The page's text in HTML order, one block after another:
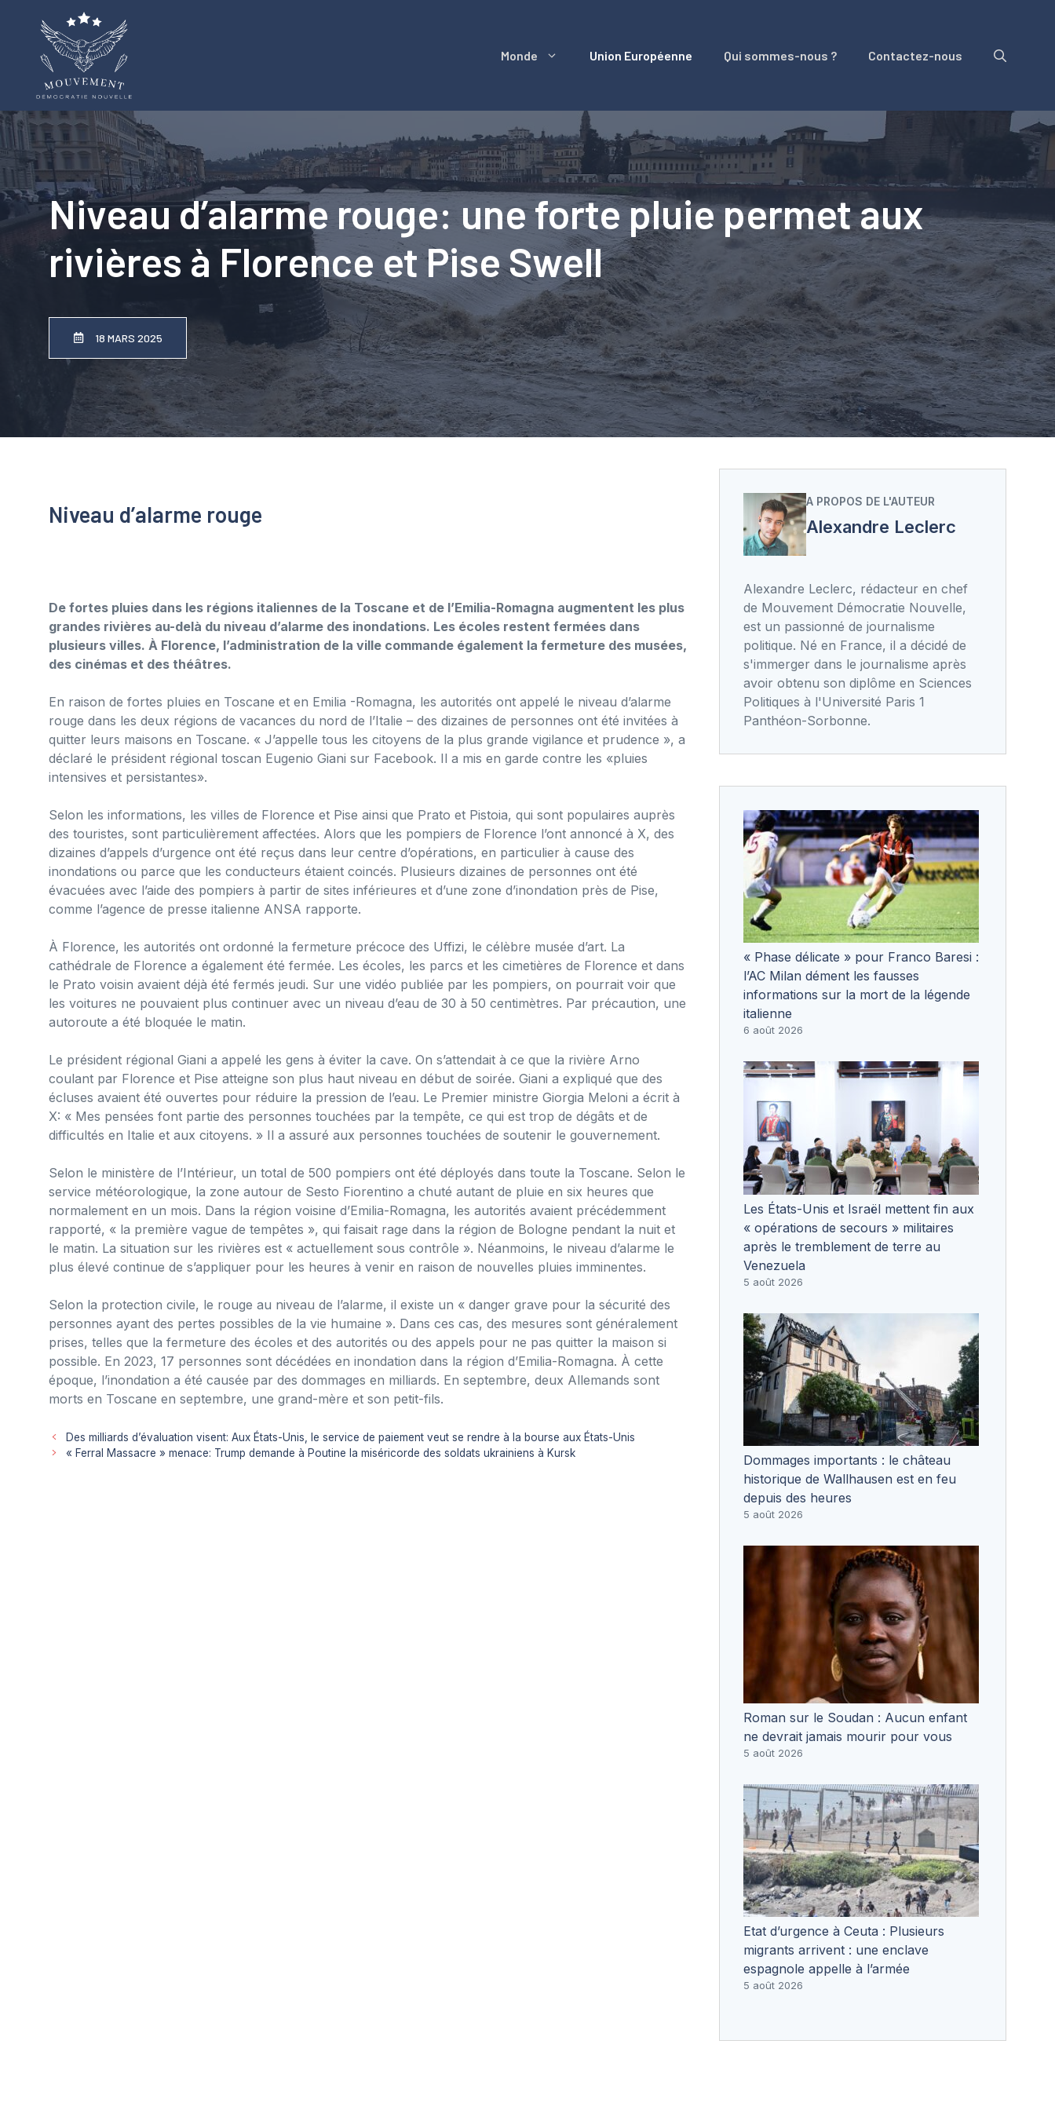
Monde Union Européenne Qui sommes-nous ? Contactez-nous
Niveau d’alarme rouge: une forte pluie permet aux
rivières à Florence et Pise Swell
18 MARS 2025
Niveau d’alarme rouge
De fortes pluies dans les régions italiennes de la Toscane et de l’Emilia-Romagna augmentent les plus
grandes rivières au-delà du niveau d’alarme des inondations. Les écoles restent fermées dans
plusieurs villes. À Florence, l’administration de la ville commande également la fermeture des musées,
des cinémas et des théâtres.
En raison de fortes pluies en Toscane et en Emilia -Romagna, les autorités ont appelé le niveau d’alarme
rouge dans les deux régions de vacances du nord de l’Italie – des dizaines de personnes ont été invitées à
quitter leurs maisons en Toscane. « J’appelle tous les citoyens de la plus grande vigilance et prudence », a
déclaré le président régional toscan Eugenio Giani sur Facebook. Il a mis en garde contre les «pluies
intensives et persistantes».
Selon les informations, les villes de Florence et Pise ainsi que Prato et Pistoia, qui sont populaires auprès
des touristes, sont particulièrement affectées. Alors que les pompiers de Florence l’ont annoncé à X, des
dizaines d’appels d’urgence ont été reçus dans leur centre d’opérations, en particulier à cause des
inondations ou parce que les conducteurs étaient coincés. Plusieurs dizaines de personnes ont été
évacuées avec l’aide des pompiers à partir de sites inférieures et d’une zone d’inondation près de Pise,
comme l’agence de presse italienne ANSA rapporte.
À Florence, les autorités ont ordonné la fermeture précoce des Uffizi, le célèbre musée d’art. La
cathédrale de Florence a également été fermée. Les écoles, les parcs et les cimetières de Florence et dans
le Prato voisin avaient déjà été fermés jeudi. Sur une vidéo publiée par les pompiers, on pourrait voir que
les voitures ne pouvaient plus continuer avec un niveau d’eau de 30 à 50 centimètres. Par précaution, une
autoroute a été bloquée le matin.
Le président régional Giani a appelé les gens à éviter la cave. On s’attendait à ce que la rivière Arno
coulant par Florence et Pise atteigne son plus haut niveau en début de soirée. Giani a expliqué que des
écluses avaient été ouvertes pour réduire la pression de l’eau. Le Premier ministre Giorgia Meloni a écrit à
X: « Mes pensées font partie des personnes touchées par la tempête, ce qui est trop de dégâts et de
difficultés en Italie et aux citoyens. » Il a assuré aux personnes touchées de soutenir le gouvernement.
Selon le ministère de l’Intérieur, un total de 500 pompiers ont été déployés dans toute la Toscane. Selon le
service météorologique, la zone autour de Sesto Fiorentino a chuté autant de pluie en six heures que
normalement en un mois. Dans la région voisine d’Emilia-Romagna, les autorités avaient précédemment
rapporté, « la première vague de tempêtes », qui faisait rage dans la région de Bologne pendant la nuit et
le matin. La situation sur les rivières est « actuellement sous contrôle ». Néanmoins, le niveau d’alarme le
plus élevé continue de s’appliquer pour les heures à venir en raison de nouvelles pluies imminentes.
Selon la protection civile, le rouge au niveau de l’alarme, il existe un « danger grave pour la sécurité des
personnes ayant des pertes possibles de la vie humaine ». Dans ces cas, des mesures sont généralement
prises, telles que la fermeture des écoles et des autorités ou des appels pour ne pas quitter la maison si
possible. En 2023, 17 personnes sont décédées en inondation dans la région d’Emilia-Romagna. À cette
époque, l’inondation a été causée par des dommages en milliards. En septembre, deux Allemands sont
morts en Toscane en septembre, une grand-mère et son petit-fils.
Des milliards d’évaluation visent: Aux États-Unis, le service de paiement veut se rendre à la bourse aux États-Unis
« Ferral Massacre » menace: Trump demande à Poutine la miséricorde des soldats ukrainiens à Kursk
A PROPOS DE L'AUTEUR
Alexandre Leclerc
Alexandre Leclerc, rédacteur en chef
de Mouvement Démocratie Nouvelle,
est un passionné de journalisme
politique. Né en France, il a décidé de
s'immerger dans le journalisme après
avoir obtenu son diplôme en Sciences
Politiques à l'Université Paris 1
Panthéon-Sorbonne.
« Phase délicate » pour Franco Baresi :
l’AC Milan dément les fausses
informations sur la mort de la légende
italienne
6 août 2026
Les États-Unis et Israël mettent fin aux
« opérations de secours » militaires
après le tremblement de terre au
Venezuela
5 août 2026
Dommages importants : le château
historique de Wallhausen est en feu
depuis des heures
5 août 2026
Roman sur le Soudan : Aucun enfant
ne devrait jamais mourir pour vous
5 août 2026
Etat d’urgence à Ceuta : Plusieurs
migrants arrivent : une enclave
espagnole appelle à l’armée
5 août 2026